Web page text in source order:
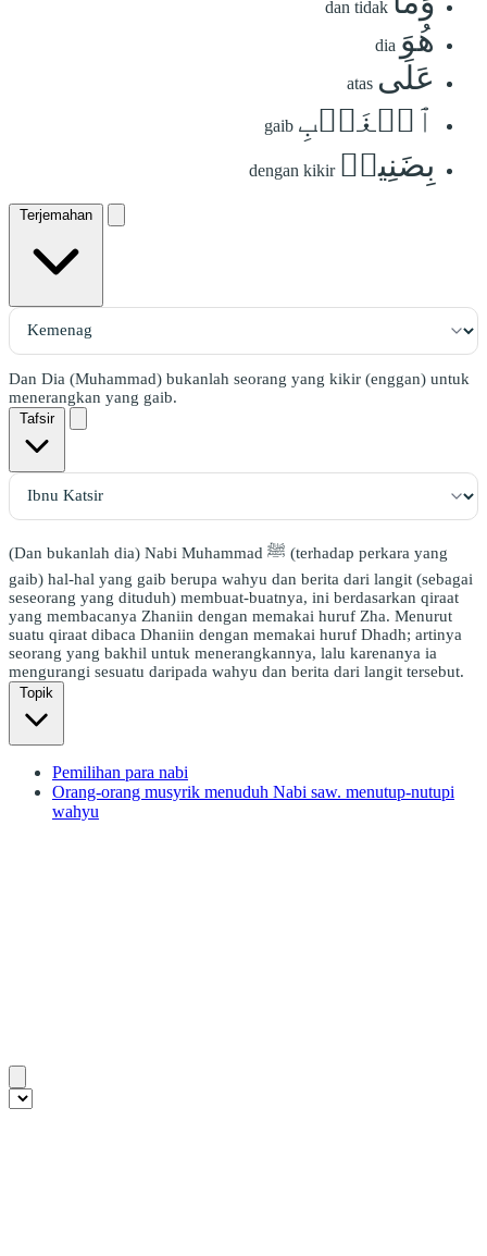
dan tidak
هُوَ dia
عَلَى atas
ٱلۡغَيۡبِ gaib
بِضَنِينٖ dengan kikir
Terjemahan
Dan Dia (Muhammad) bukanlah seorang yang kikir (enggan) untuk
menerangkan yang gaib.
Tafsir
(Dan bukanlah dia) Nabi Muhammad ﷺ (terhadap perkara yang
gaib) hal-hal yang gaib berupa wahyu dan berita dari langit (sebagai
seseorang yang dituduh) membuat-buatnya, ini berdasarkan qiraat
yang membacanya Zhaniin dengan memakai huruf Zha. Menurut
suatu qiraat dibaca Dhaniin dengan memakai huruf Dhadh; artinya
seorang yang bakhil untuk menerangkannya, lalu karenanya ia
mengurangi sesuatu daripada wahyu dan berita dari langit tersebut.
Topik
Pemilihan para nabi
Orang-orang musyrik menuduh Nabi saw. menutup-nutupi
wahyu